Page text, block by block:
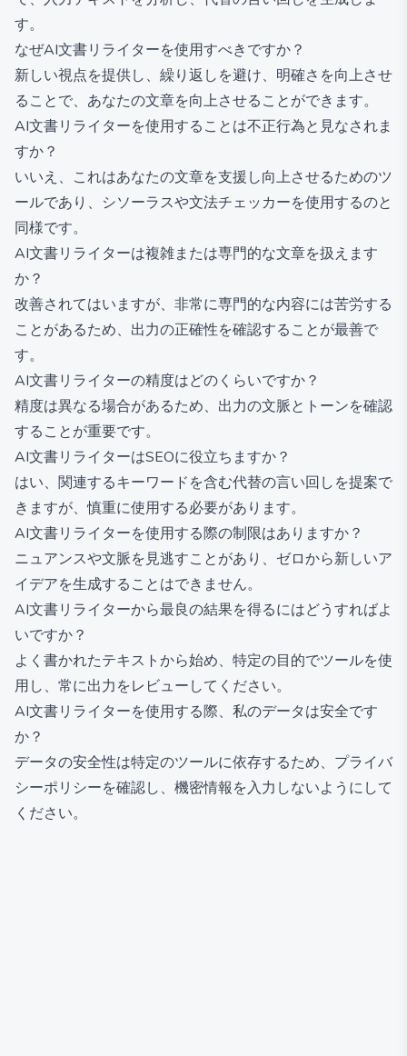
す。
なぜAI文書リライターを使用すべきですか？
新しい視点を提供し、繰り返しを避け、明確さを向上させ
ることで、あなたの文章を向上させることができます。
AI文書リライターを使用することは不正行為と見なされま
すか？
いいえ、これはあなたの文章を支援し向上させるためのツ
ールであり、シソーラスや文法チェッカーを使用するのと
同様です。
AI文書リライターは複雑または専門的な文章を扱えます
か？
改善されてはいますが、非常に専門的な内容には苦労する
ことがあるため、出力の正確性を確認することが最善で
す。
AI文書リライターの精度はどのくらいですか？
精度は異なる場合があるため、出力の文脈とトーンを確認
することが重要です。
AI文書リライターはSEOに役立ちますか？
はい、関連するキーワードを含む代替の言い回しを提案で
きますが、慎重に使用する必要があります。
AI文書リライターを使用する際の制限はありますか？
ニュアンスや文脈を見逃すことがあり、ゼロから新しいア
イデアを生成することはできません。
AI文書リライターから最良の結果を得るにはどうすればよ
いですか？
よく書かれたテキストから始め、特定の目的でツールを使
用し、常に出力をレビューしてください。
AI文書リライターを使用する際、私のデータは安全です
か？
データの安全性は特定のツールに依存するため、プライバ
シーポリシーを確認し、機密情報を入力しないようにして
ください。